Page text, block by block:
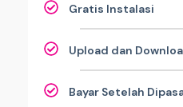
Gratis Instalasi
Upload dan
Bayar Setelah